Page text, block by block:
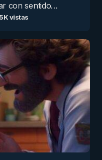
con sentido…
vistas